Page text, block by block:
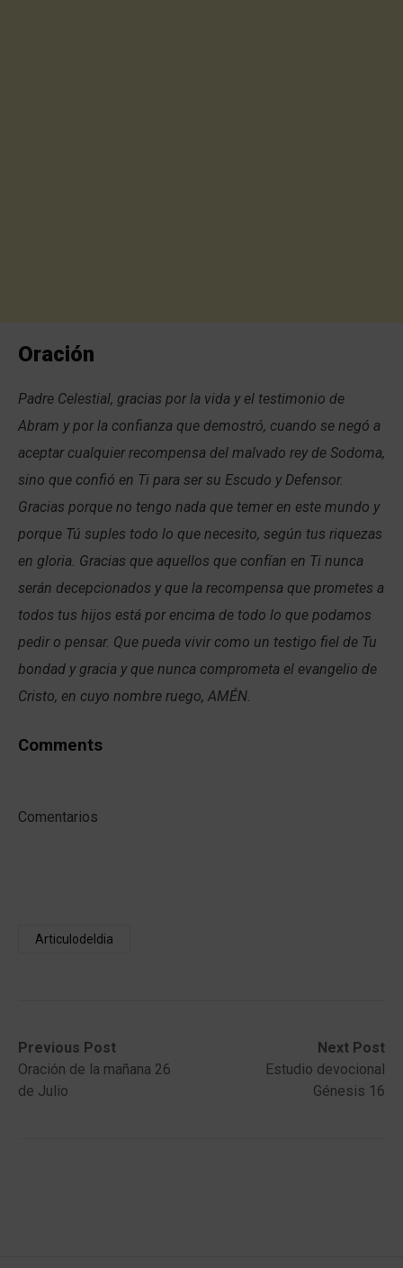
Oración
Padre Celestial, gracias por la vida y el testimonio de
Abram y por la confianza que demostró, cuando se negó a
aceptar cualquier recompensa del malvado rey de Sodoma,
sino que confió en Ti para ser su Escudo y Defensor.
Gracias porque no tengo nada que temer en este mundo y
porque Tú suples todo lo que necesito, según tus riquezas
en gloria. Gracias que aquellos que confían en Ti nunca
serán decepcionados y que la recompensa que prometes a
todos tus hijos está por encima de todo lo que podamos
pedir o pensar. Que pueda vivir como un testigo fiel de Tu
bondad y gracia y que nunca comprometa el evangelio de
Cristo, en cuyo nombre ruego, AMÉN.
Comments
Comentarios
Articulodeldia
Post
navigation
Previous Post
Previous
post:Oración de la mañana 26
de Julio
Next Post
Next
post:
Estudio devocional
Génesis 16